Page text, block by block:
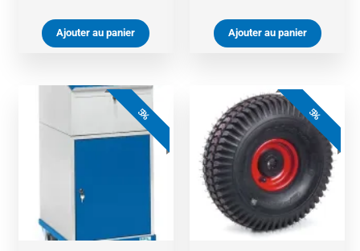
Ajouter au panier Ajouter au panier
5%
Le
prix
initial
était :
Le
5%
Le
prix
initial
était :
57,00 €.
actuel
est :
54,00